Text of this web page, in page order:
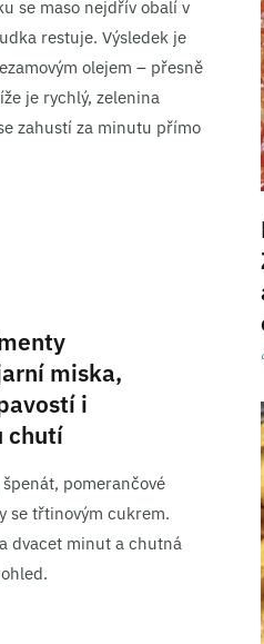
se maso nejdřív obalí v
restuje. Výsledek je
olejem – přesně
je rychlý, zelenina
zahustí za minutu přímo
miska,
i
chutí
pomerančové
se třtinovým cukrem.
dvacet minut a chutná